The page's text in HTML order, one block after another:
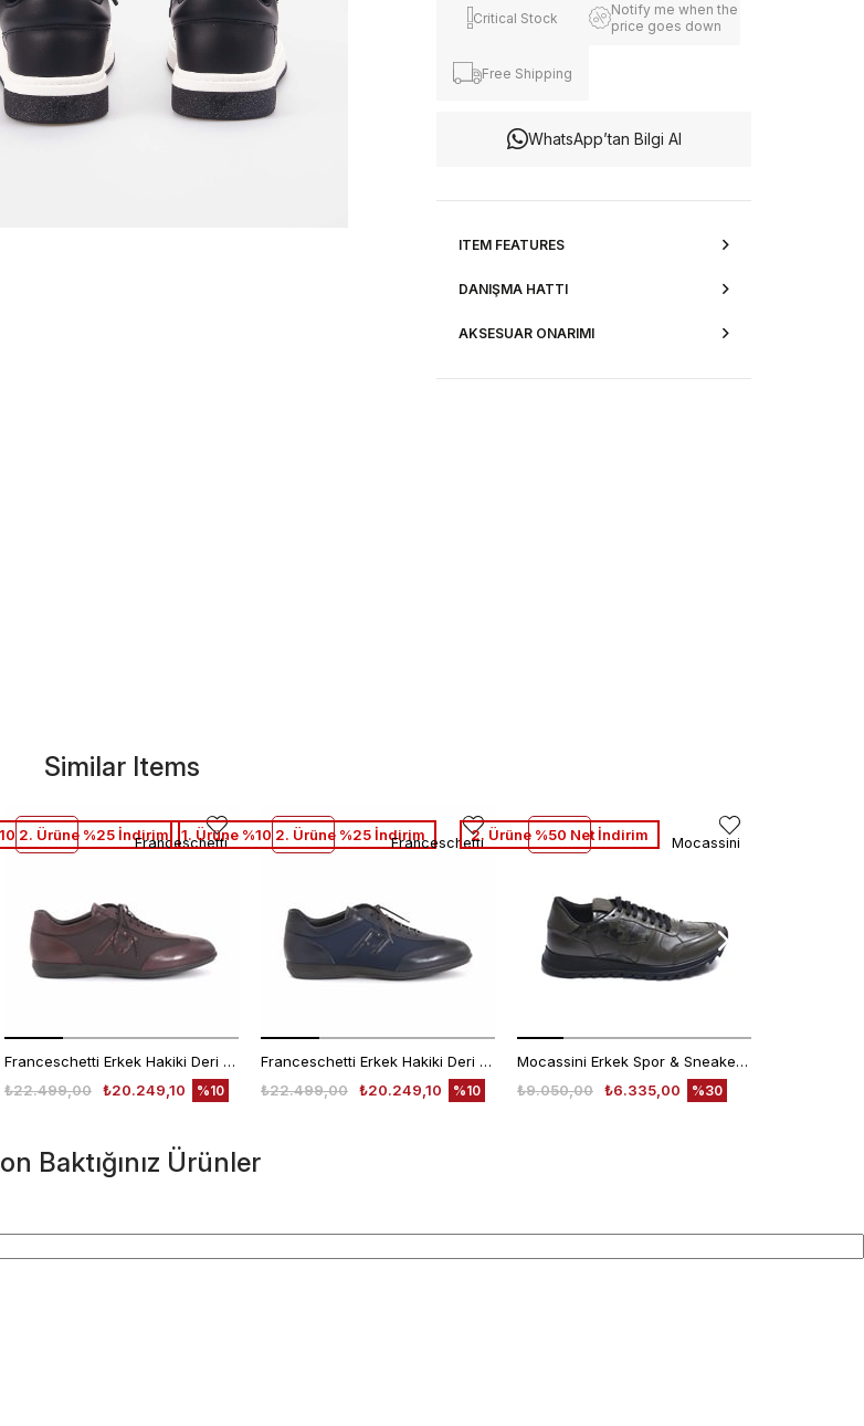
Critical Stock
Notify me when the
price goes down
Free Shipping
WhatsApp’tan Bilgi Al
ITEM FEATURES
DANIŞMA HATTI
AKSESUAR ONARIMI
Similar Items
Franceschetti Erkek Hakiki Deri Kauçuk Taban Koyu Kahverengi Spor & Sneaker Ayakkabı
₺20.249,10
₺22.499,00 %10
2. Ürüne %25 İndirimFranceschetti
Franceschetti Erkek Hakiki Deri Kauçuk Taban Mavi Spor & Sneaker Ayakkabı
₺20.249,10
₺22.499,00 %10
1. Ürüne %10 2. Ürüne %25 İndirimFranceschetti
Mocassini Erkek Spor & Sneaker Ayakkabı D2506X
₺6.335,00
₺9.050,00 %30
2. Ürüne %50 Net İndirim Mocassini
Baktığınız Ürünler